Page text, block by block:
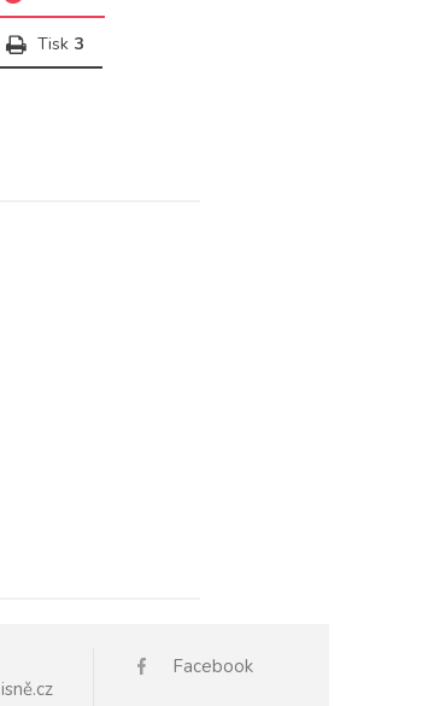
Tisk 3
Facebook